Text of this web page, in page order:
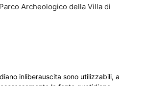
Archeologico della Villa di
inliberauscita sono utilizzabili, a